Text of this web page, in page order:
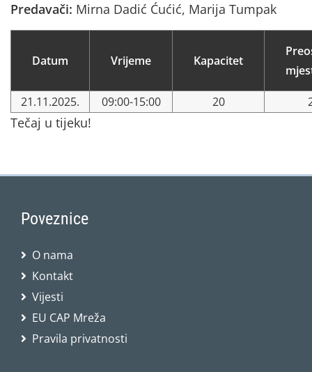
Predavači: Mirna Dadić Ćućić, Marija Tumpak
Datum Vrijeme Kapacitet
21.11.2025. 09:00-15:00 20
Tečaj u tijeku!
Poveznice
O nama
Kontakt
Vijesti
EU CAP Mreža
Pravila privatnosti